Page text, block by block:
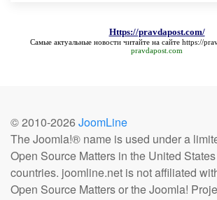
Https://pravdapost.com/
Самые актуальные новости читайте на сайте https://
pravdapost.com
© 2010-2026 JoomLine
The Joomla!® name is used under a
Open Source Matters in the United
countries. joomline.net is not affiliated
Open Source Matters or the Joomla!